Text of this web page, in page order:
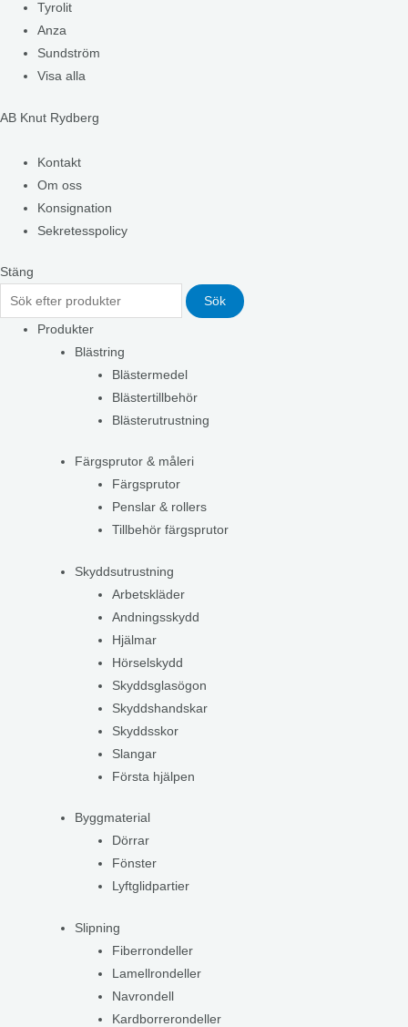
Tyrolit
Anza
Sundström
Visa alla
AB Knut Rydberg
Kontakt
Om oss
Konsignation
Sekretesspolicy
Stäng
Sök
Produkter
Blästring
Blästermedel
Blästertillbehör
Blästerutrustning
Färgsprutor & måleri
Färgsprutor
Penslar & rollers
Tillbehör färgsprutor
Skyddsutrustning
Arbetskläder
Andningsskydd
Hjälmar
Hörselskydd
Skyddsglasögon
Skyddshandskar
Skyddsskor
Slangar
Första hjälpen
Byggmaterial
Dörrar
Fönster
Lyftglidpartier
Slipning
Fiberrondeller
Lamellrondeller
Navrondell
Kardborrerondeller